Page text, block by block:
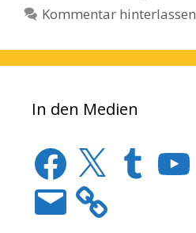
Kommentar hinterlassen
In den Medien
Facebook
X Tumblr
E-
Mail